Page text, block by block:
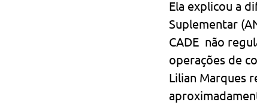
Ela explicou a
Suplementar
CADE  não
operações de
Lilian Marques